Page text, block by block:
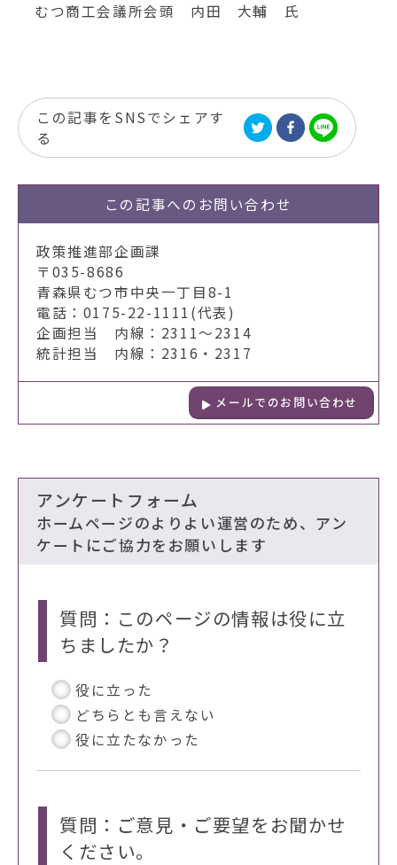
むつ商工会議所会頭
内田 大輔 氏
この記事をSNSでシェアす
る
この記事への お問い合わせ
政策推進部企画課
〒035-8686
青森県むつ市中央一丁目8-1
電話：0175-22-1111(代表)
企画担当 内線：2311～2314
統計担当 内線：2316・2317
メールでのお問い合わせ
アンケートフォーム
ホームページのよりよい運営のため、アン
ケートにご協力をお願いします
質問：このページの情報は役に立
ちましたか？
役に立った
どちらとも言えない
役に立たなかった
質問：ご意見・ご要望をお聞かせ
ください。